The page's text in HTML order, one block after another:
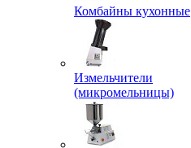
Комбайны кухонные
Измельчители
(микромельницы)